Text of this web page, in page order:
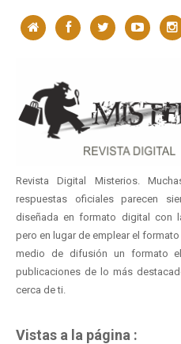
Revista Digital Misterios.
respuestas oficiales parecen
diseñada en formato digital con
pero en lugar de emplear el
medio de difusión un formato
publicaciones de lo más
cerca de ti.
Vistas a la página :